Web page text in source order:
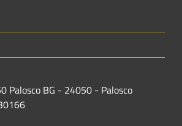
Palosco BG - 24050 - Palosco